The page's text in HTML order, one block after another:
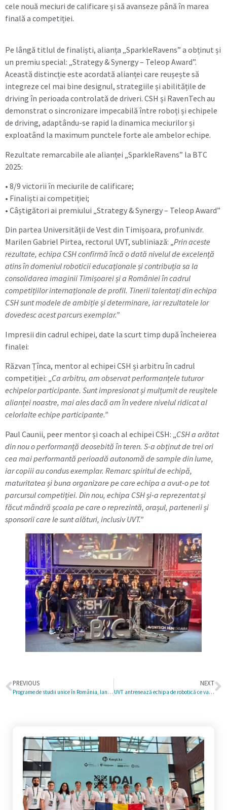
cele nouă meciuri de calificare și să avanseze până în marea
finală a competiției.
Pe lângă titlul de finaliști, alianța „SparkleRavens” a obținut și
un premiu special: „Strategy & Synergy – Teleop Award”.
Această distincție este acordată alianței care reușește să
integreze cel mai bine designul, strategiile și abilitățile de
driving în perioada controlată de driveri. CSH și RavenTech au
demonstrat o sincronizare impecabilă între roboți și echipele
de driving, adaptându-se rapid la dinamica meciurilor și
exploatând la maximum punctele forte ale ambelor echipe.
Rezultate remarcabile ale alianței „SparkleRavens” la BTC
2025:
• 8/9 victorii în meciurile de calificare;
• Finaliști ai competiției;
• Câștigători ai premiului „Strategy & Synergy – Teleop Award”
Din partea Universității de Vest din Timișoara, prof.univ.dr.
Marilen Gabriel Pirtea, rectorul UVT, subliniază: „Prin aceste
rezultate, echipa CSH confirmă încă o dată nivelul de excelență
atins în domeniul roboticii educaționale și contribuția sa la
consolidarea imaginii Timișoarei și a României în cadrul
competițiilor internaționale de profil. Tinerii talentați din echipa
CSH sunt modele de ambiție și determinare, iar rezultatele lor
dovedesc acest parcurs exemplar.”
Impresii din cadrul echipei, date la scurt timp după încheierea
finalei:
Răzvan Țînca, mentor al echipei CSH și arbitru în cadrul
competiției: „Ca arbitru, am observat performanțele tuturor
echipelor participante. Sunt impresionat și mulțumit de reușitele
alianței noastre, mai ales dacă am în vedere nivelul ridicat al
celorlalte echipe participante.”
Paul Caunii, peer mentor și coach al echipei CSH: „ CSH a arătat
din nou o performanță deosebită în teren. S-a obținut de trei ori
cea mai performantă perioadă autonomă de sample din lume,
iar copiii au condus exemplar. Remarc spiritul de echipă,
maturitatea și buna organizare pe care echipa a avut-o pe tot
parcursul competiției. Din nou, echipa CSH și-a reprezentat și
făcut mândră școala pe care o reprezintă, orașul, partenerii și
sponsorii care le sunt alături, inclusiv UVT.”
PREVIOUS
Programe de studii unice în România, lansate la Universitatea de Vest din Timișoara: cinci noi oportunități pentru studenții generației viitoare
NEXT
UVT antrenează echipa de robotică ce va reprezenta România la competiția internațională „FIRST Global Challenge 2025”